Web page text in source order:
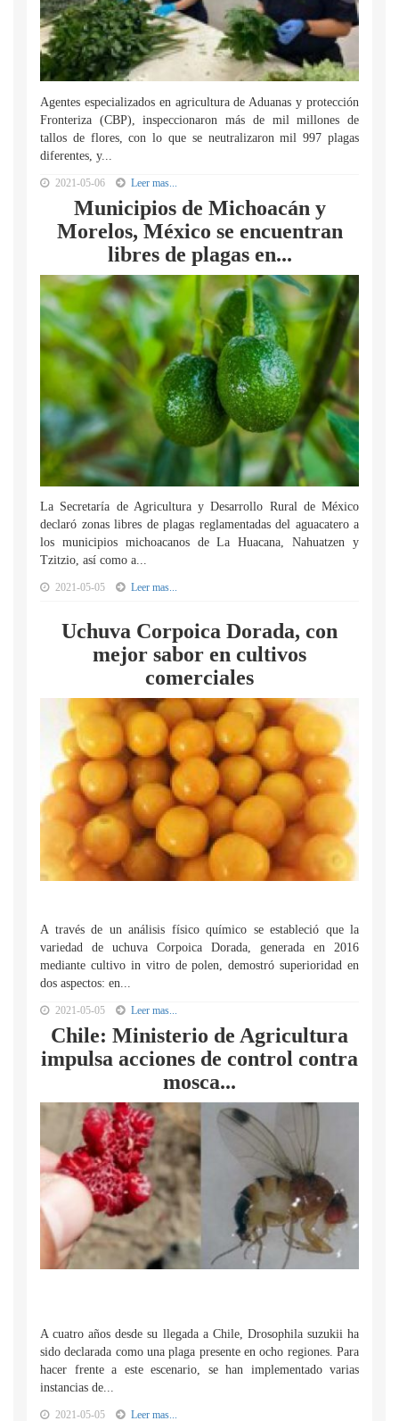
Agentes especializados en agricultura de Aduanas y protección
Fronteriza (CBP), inspeccionaron más de mil millones de
tallos de flores, con lo que se neutralizaron mil 997 plagas
diferentes, y...
2021-05-06 Leer mas...
Municipios de Michoacán y
Morelos, México se encuentran
libres de plagas en...
La Secretaría de Agricultura y Desarrollo Rural de México
declaró zonas libres de plagas reglamentadas del aguacatero a
los municipios michoacanos de La Huacana, Nahuatzen y
Tzitzio, así como a...
2021-05-05 Leer mas...
Uchuva Corpoica Dorada, con
mejor sabor en cultivos
comerciales
A través de un análisis físico químico se estableció que la
variedad de uchuva Corpoica Dorada, generada en 2016
mediante cultivo in vitro de polen, demostró superioridad en
dos aspectos: en...
2021-05-05 Leer mas...
Chile: Ministerio de Agricultura
impulsa acciones de control contra
mosca...
A cuatro años desde su llegada a Chile, Drosophila suzukii ha
sido declarada como una plaga presente en ocho regiones. Para
hacer frente a este escenario, se han implementado varias
instancias de...
2021-05-05 Leer mas...